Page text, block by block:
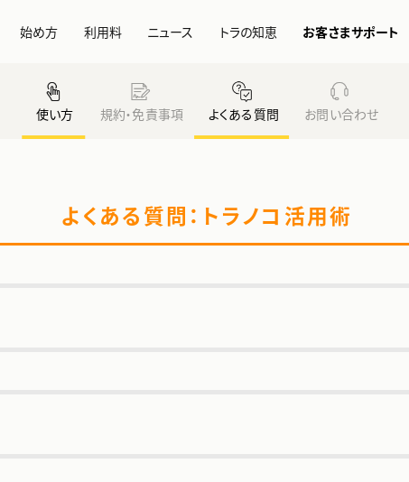
始め方 利用料 ニュース トラの知恵 お客さまサポート
使い方 規約・免責事項 よくある質問 お問い合わせ
よくある質問：トラノコ活用術